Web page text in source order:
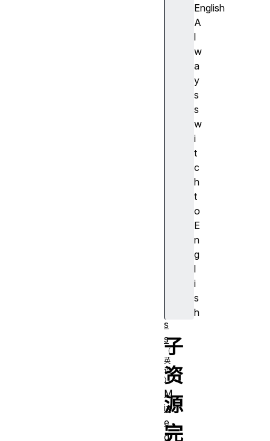
English
A
l
w
a
y
s
s
w
i
t
c
h
t
o
E
n
g
l
i
s
h
子
资
源
完
s
s
M
ix
e
d